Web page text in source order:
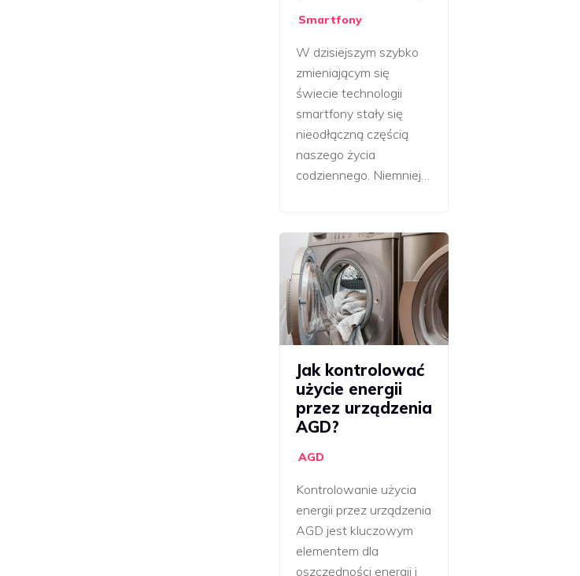
Smartfony
W dzisiejszym szybko
zmieniającym się
świecie technologii
smartfony stały się
nieodłączną częścią
naszego życia
codziennego. Niemniej…
Jak kontrolować
użycie energii
przez urządzenia
AGD?
AGD
Kontrolowanie użycia
energii przez urządzenia
AGD jest kluczowym
elementem dla
oszczędności energii i